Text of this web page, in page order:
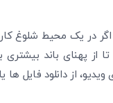
اگر در یک محیط شلوغ
پهنای باند بیشتری
از دانلود فایل